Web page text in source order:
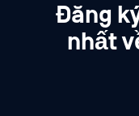
Đăng
nhất